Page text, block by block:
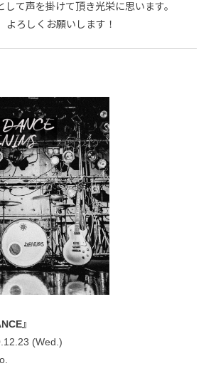
して声を掛けて頂き光栄に思います。
よろしくお願いします！
』
(Wed.)